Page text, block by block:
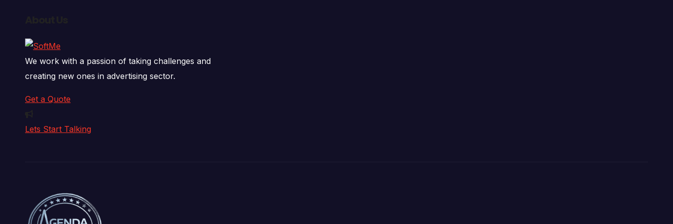
We work with a passion of taking challenges and
creating new ones in advertising sector.
Get a Quote
Lets Start Talking